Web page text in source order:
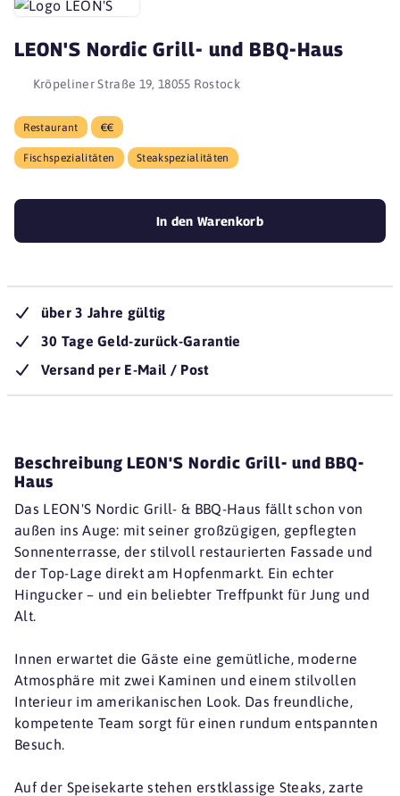
LEON'S Nordic Grill- und BBQ-Haus
Kröpeliner Straße 19, 18055 Rostock
Restaurant €€
Fischspezialitäten Steakspezialitäten
In den Warenkorb
über 3 Jahre gültig
30 Tage Geld-zurück-Garantie
Versand per E-Mail / Post
Beschreibung LEON'S Nordic Grill- und BBQ-
Haus
Das LEON'S Nordic Grill- & BBQ-Haus fällt schon von
außen ins Auge: mit seiner großzügigen, gepflegten
Sonnenterrasse, der stilvoll restaurierten Fassade und
der Top-Lage direkt am Hopfenmarkt. Ein echter
Hingucker – und ein beliebter Treffpunkt für Jung und
Alt.
Innen erwartet die Gäste eine gemütliche, moderne
Atmosphäre mit zwei Kaminen und einem stilvollen
Interieur im amerikanischen Look. Das freundliche,
kompetente Team sorgt für einen rundum entspannten
Besuch.
Auf der Speisekarte stehen erstklassige Steaks, zarte